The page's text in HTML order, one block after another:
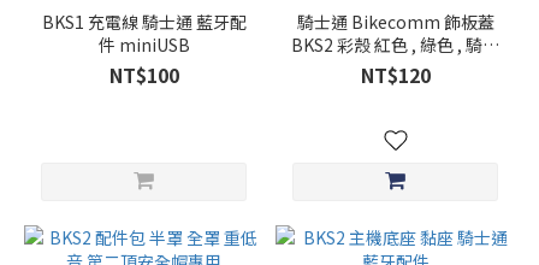
BKS1 充電線 騎士通 藍牙配
件 miniUSB
NT$100
騎士通 Bikecomm 飾板蓋
BKS2 彩殼 紅色 , 綠色 , 騎士
通配件
NT$120